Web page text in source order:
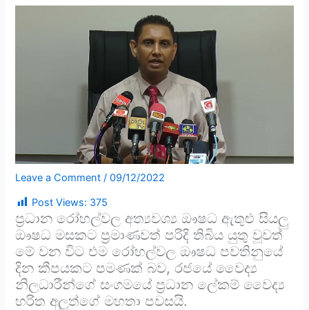
Leave a Comment /09/12/2022
Post Views: 375
ප්‍රධාන රෝහල්වල අත්‍යවශ්‍ය ඖෂධ ඇතුළු සියලු
ඖෂධ මසකට ප්‍රමාණවත් පරිදි තිබිය යුතු වූවත්
මේ වන විට එම රෝහල්වල ඖෂධ පවතිනුයේ
දින කීපයකට පමණක් බව, රජයේ වෛද්‍ය
නිලධාරීන්ගේ සංගමයේ ප්‍රධාන ලේකම් වෛද්‍ය
හරිත අලුත්ගේ මහතා පවසයි.